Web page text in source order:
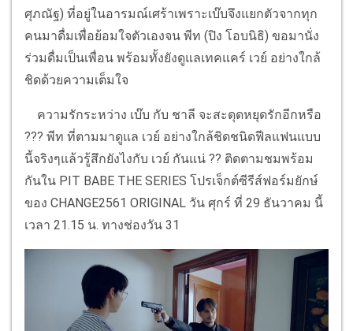
ศุภณัฐ) ที่อยู่ในอารมณ์เศร้าเพราะเบ๊บจึงแยกตัวจากทุก
คนมาดื่มเพื่อย้อมใจตัวเองจน พีท (ปิง โอบนิธิ) ขอมานั่ง
ร่วมดื่มเป็นเพื่อน พร้อมทั้งยังดูแลเทคแคร์ เวย์ อย่างใกล้
ชิดด้วยความเต็มใจ
ความรักระหว่าง เบ๊บ กับ ชาลี จะสะดุดหยุดรักอีกหรือ
??? พีท ที่ตามมาดูแล เวย์ อย่างใกล้ชิดชนิดฟีลแฟนแบบ
นี้จริงๆแล้วรู้สึกยังไงกับ เวย์ กันแน่ ?? ติดตามชมพร้อม
กันใน PIT BABE THE SERIES โปรเจ็กต์ซีรีส์ฟอร์มยักษ์
ของ CHANGE2561 ORIGINAL วัน ศุกร์ ที่ 29 ธันวาคม นี้
เวลา 21.15 น. ทางช่องวัน 31